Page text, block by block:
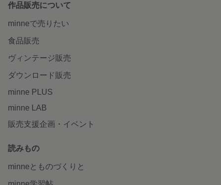
作品販売について
minneで売りたい
食品販売
ヴィンテージ販売
ダウンロード販売
minne PLUS
minne LAB
販売支援企画・イベント
読みもの
minneとものづくりと